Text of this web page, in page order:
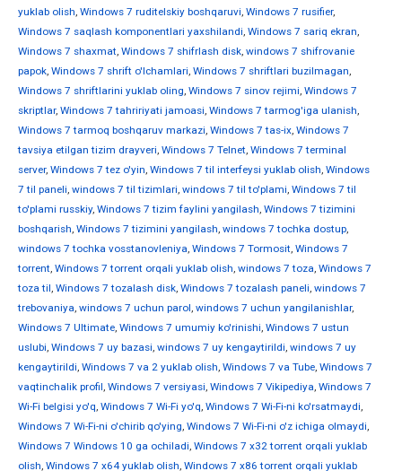
yuklab olish, Windows 7 ruditelskiy boshqaruvi, Windows 7 rusifier,
Windows 7 saqlash komponentlari yaxshilandi, Windows 7 sariq ekran,
Windows 7 shaxmat, Windows 7 shifrlash disk, windows 7 shifrovanie
papok, Windows 7 shrift o'lchamlari, Windows 7 shriftlari buzilmagan,
Windows 7 shriftlarini yuklab oling, Windows 7 sinov rejimi, Windows 7
skriptlar, Windows 7 tahririyati jamoasi, Windows 7 tarmog'iga ulanish,
Windows 7 tarmoq boshqaruv markazi, Windows 7 tas-ix, Windows 7
tavsiya etilgan tizim drayveri, Windows 7 Telnet, Windows 7 terminal
server, Windows 7 tez o'yin, Windows 7 til interfeysi yuklab olish, Windows
7 til paneli, windows 7 til tizimlari, windows 7 til to'plami, Windows 7 til
to'plami russkiy, Windows 7 tizim faylini yangilash, Windows 7 tizimini
boshqarish, Windows 7 tizimini yangilash, windows 7 tochka dostup,
windows 7 tochka vosstanovleniya, Windows 7 Tormosit, Windows 7
torrent, Windows 7 torrent orqali yuklab olish, windows 7 toza, Windows 7
toza til, Windows 7 tozalash disk, Windows 7 tozalash paneli, windows 7
trebovaniya, windows 7 uchun parol, windows 7 uchun yangilanishlar,
Windows 7 Ultimate, Windows 7 umumiy ko'rinishi, Windows 7 ustun
uslubi, Windows 7 uy bazasi, windows 7 uy kengaytirildi, windows 7 uy
kengaytirildi, Windows 7 va 2 yuklab olish, Windows 7 va Tube, Windows 7
vaqtinchalik profil, Windows 7 versiyasi, Windows 7 Vikipediya, Windows 7
Wi-Fi belgisi yo'q, Windows 7 Wi-Fi yo'q, Windows 7 Wi-Fi-ni ko'rsatmaydi,
Windows 7 Wi-Fi-ni o'chirib qo'ying, Windows 7 Wi-Fi-ni o'z ichiga olmaydi,
Windows 7 Windows 10 ga ochiladi, Windows 7 x32 torrent orqali yuklab
olish, Windows 7 x64 yuklab olish, Windows 7 x86 torrent orqali yuklab